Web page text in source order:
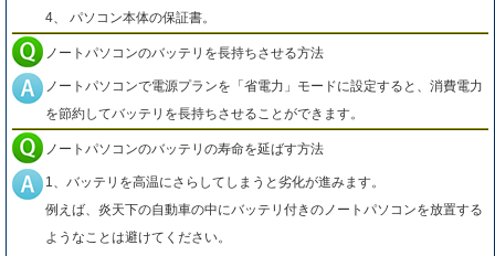
4、 パソコン本体の保証書。
ノートパソコンのバッテリを長持ちさせる方法
ノートパソコンで電源プランを「省電力」モードに設定すると、消費電力
を節約してバッテリを長持ちさせることができます。
ノートパソコンのバッテリの寿命を延ばす方法
1、バッテリを高温にさらしてしまうと劣化が進みます。
例えば、炎天下の自動車の中にバッテリ付きのノートパソコンを放置する
ようなことは避けてください。